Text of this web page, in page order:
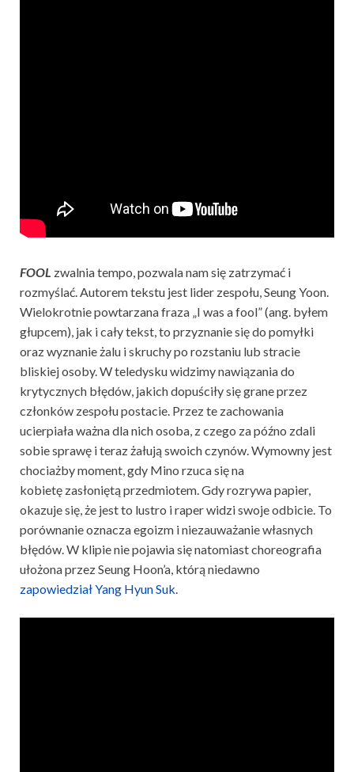
FOOL zwalnia tempo, pozwala nam się zatrzymać i
rozmyślać. Autorem tekstu jest lider zespołu, Seung Yoon.
Wielokrotnie powtarzana fraza „I was a fool” (ang. byłem
głupcem), jak i cały tekst, to przyznanie się do pomyłki
oraz wyznanie żalu i skruchy po rozstaniu lub stracie
bliskiej osoby. W teledysku widzimy nawiązania do
krytycznych błędów, jakich dopuściły się grane przez
członków zespołu postacie. Przez te zachowania
ucierpiała ważna dla nich osoba, z czego za późno zdali
sobie sprawę i teraz żałują swoich czynów. Wymowny jest
chociażby moment, gdy Mino rzuca się na
kobietę zasłoniętą przedmiotem. Gdy rozrywa papier,
okazuje się, że jest to lustro i raper widzi swoje odbicie. To
porównanie oznacza egoizm i niezauważanie własnych
błędów. W klipie nie pojawia się natomiast choreografia
ułożona przez Seung Hoon’a, którą niedawno
zapowiedział Yang Hyun Suk.